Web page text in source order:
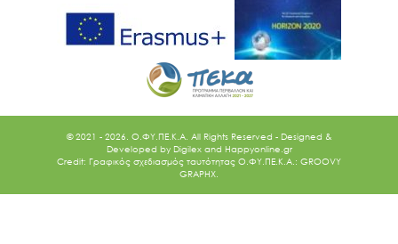
© 2021 - 2026. O.ΦΥ.ΠΕ.Κ.Α. All Rights Reserved - Designed &
Developed by Digilex and Happyonline.gr
Credit: Γραφικός σχεδιασμός ταυτότητας Ο.ΦΥ.ΠΕ.Κ.Α.: GROOVY
GRAPHX.